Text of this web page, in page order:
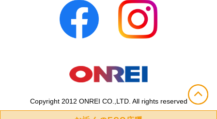
Copyright 2012 ONREI CO.,LTD. All rights reserved